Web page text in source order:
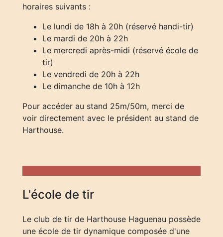
horaires suivants :
Le lundi de 18h à 20h (réservé handi-tir)
Le mardi de 20h à 22h
Le mercredi après-midi (réservé école de
tir)
Le vendredi de 20h à 22h
Le dimanche de 10h à 12h
Pour accéder au stand 25m/50m, merci de
voir directement avec le président au stand de
Harthouse.
L'école de tir
Le club de tir de Harthouse Haguenau possède
une école de tir dynamique composée d'une